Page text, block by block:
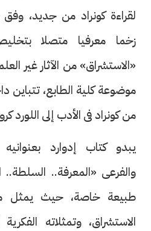
لقراءة كونراد من جديد،
زخما معرفيا متصلا
«الاستشراق» من الآثار غير
موضوعة كلية الطابع، تتباين
من كونراد فى الأدب إلى اللورد
يبدو كتاب إدوارد
والفرعى «المعرفة.. السلطة..
طبيعة خاصة، حيث يمثل
الاستشراق، وتمثلاته